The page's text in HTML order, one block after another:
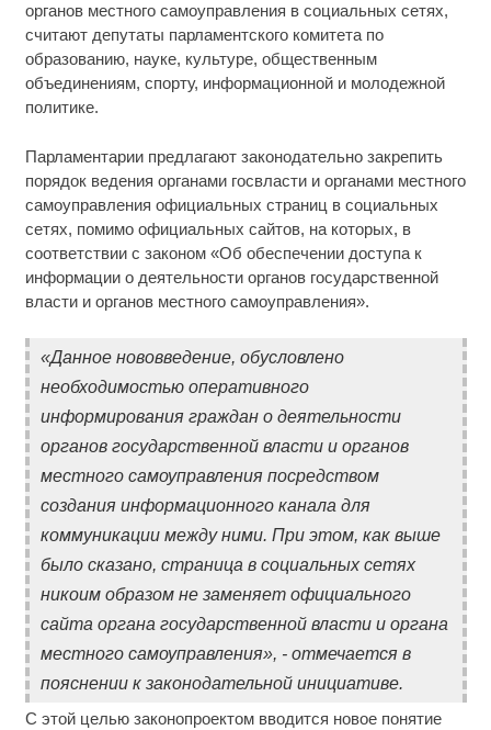
органов местного самоуправления в социальных сетях,
считают депутаты парламентского комитета по
образованию, науке, культуре, общественным
объединениям, спорту, информационной и молодежной
политике.
Парламентарии предлагают законодательно закрепить
порядок ведения органами госвласти и органами местного
самоуправления официальных страниц в социальных
сетях, помимо официальных сайтов, на которых, в
соответствии с законом «Об обеспечении доступа к
информации о деятельности органов государственной
власти и органов местного самоуправления».
«Данное нововведение, обусловлено
необходимостью оперативного
информирования граждан о деятельности
органов государственной власти и органов
местного самоуправления посредством
создания информационного канала для
коммуникации между ними. При этом, как выше
было сказано, страница в социальных сетях
никоим образом не заменяет официального
сайта органа государственной власти и органа
местного самоуправления», - отмечается в
пояснении к законодательной инициативе.
С этой целью законопроектом вводится новое понятие